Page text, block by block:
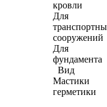
кровли
Для
сооружений
Для
фундамента
Вид
Мастики
герметики